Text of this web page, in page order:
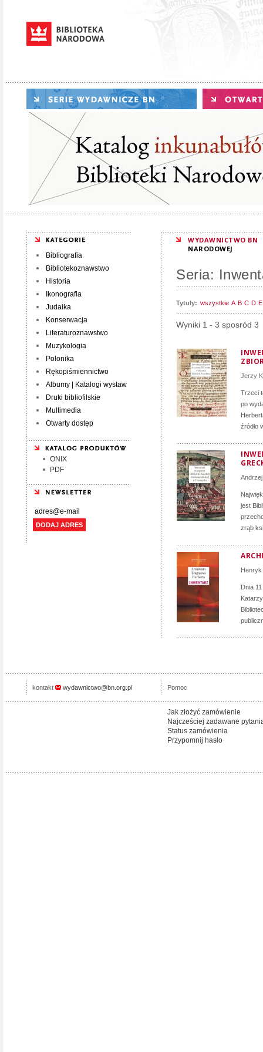
Bibliografia
Bibliotekoznawstwo
Historia
Ikonografia
Judaika
Konserwacja
Literaturoznawstwo
Muzykologia
Polonika
Rękopiśmiennictwo
Albumy | Katalogi wystaw
Druki bibliofilskie
Multimedia
Otwarty dostęp
ONIX
PDF
DODAJ ADRES
WYDAWNICTWO BN
NARODOWEJ
Seria:
Tytuły: wszystkie A B C D E
Wyniki 1 - 3 sposród 3
Jerzy
Trzeci
po
źródło
jest
zrąb
Henryk
Dnia
kontakt wydawnictwo@bn.org.pl Pomoc
Jak złożyć zamówienie
Najcześciej zadawane
Status zamówienia
Przypomnij hasło